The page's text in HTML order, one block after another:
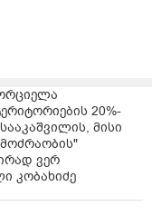
20%-
მისი
ვერ
კობახიძე